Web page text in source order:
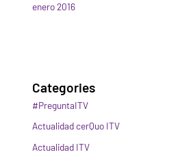
enero 2016
Categories
#PreguntaITV
Actualidad cerQuo ITV
Actualidad ITV